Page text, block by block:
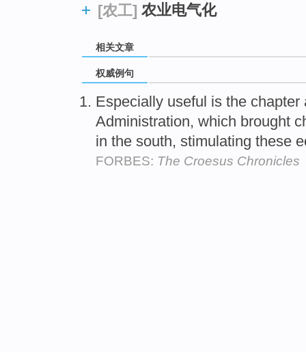
[农工] 农业电气化
相关文章
权威例句
Especially useful is the
Administration, which brought
in the south, stimulating these
FORBES: The Croesus Chronicles